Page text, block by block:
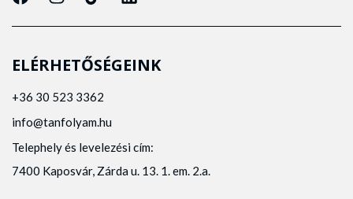
ELÉRHETŐSÉGEINK
+36 30 523 3362
info@tanfolyam.hu
Telephely és levelezési cím:
7400 Kaposvár, Zárda u. 13. 1. em. 2.a.